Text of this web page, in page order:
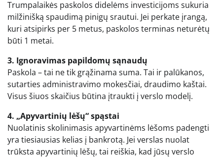
Trumpalaikės paskolos didelėms investicijoms sukuria
milžinišką spaudimą pinigų srautui. Jei perkate įrangą,
kuri atsipirks per 5 metus, paskolos terminas neturėtų
būti 1 metai.
3. Ignoravimas papildomų sąnaudų
Paskola – tai ne tik grąžinama suma. Tai ir palūkanos,
sutarties administravimo mokesčiai, draudimo kaštai.
Visus šiuos skaičius būtina įtraukti į verslo modelį.
4. „Apyvartinių lėšų“ spąstai
Nuolatinis skolinimasis apyvartinėms lėšoms padengti
yra tiesiausias kelias į bankrotą. Jei verslas nuolat
trūksta apyvartinių lėšų, tai reiškia, kad jūsų verslo